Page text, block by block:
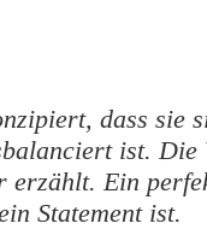
dass sie
ist. Die
erzählt. Ein
Statement ist.